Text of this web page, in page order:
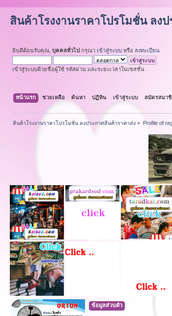
สินค้าโรงงานราคาโปรโมชั่น ลง
ยินดีต้อนรับคุณ, บุคคลทั่วไป กรุณา เข้าสู่ระบบ หรือ ลงทะเบียน
เข้าสู่ระบบด้วยชื่อผู้ใช้ รหัสผ่าน และระยะเวลาในเซสชั่น
หน้าแรก ช่วยเหลือ ค้นหา ปฏิทิน เข้าสู่ระบบ สมัครสมา
สินค้าโรงงานราคาโปรโมชั่น ลงประกาศสินค้าราคาส่ง » Profile of
ข้อมูลส่วนตัว